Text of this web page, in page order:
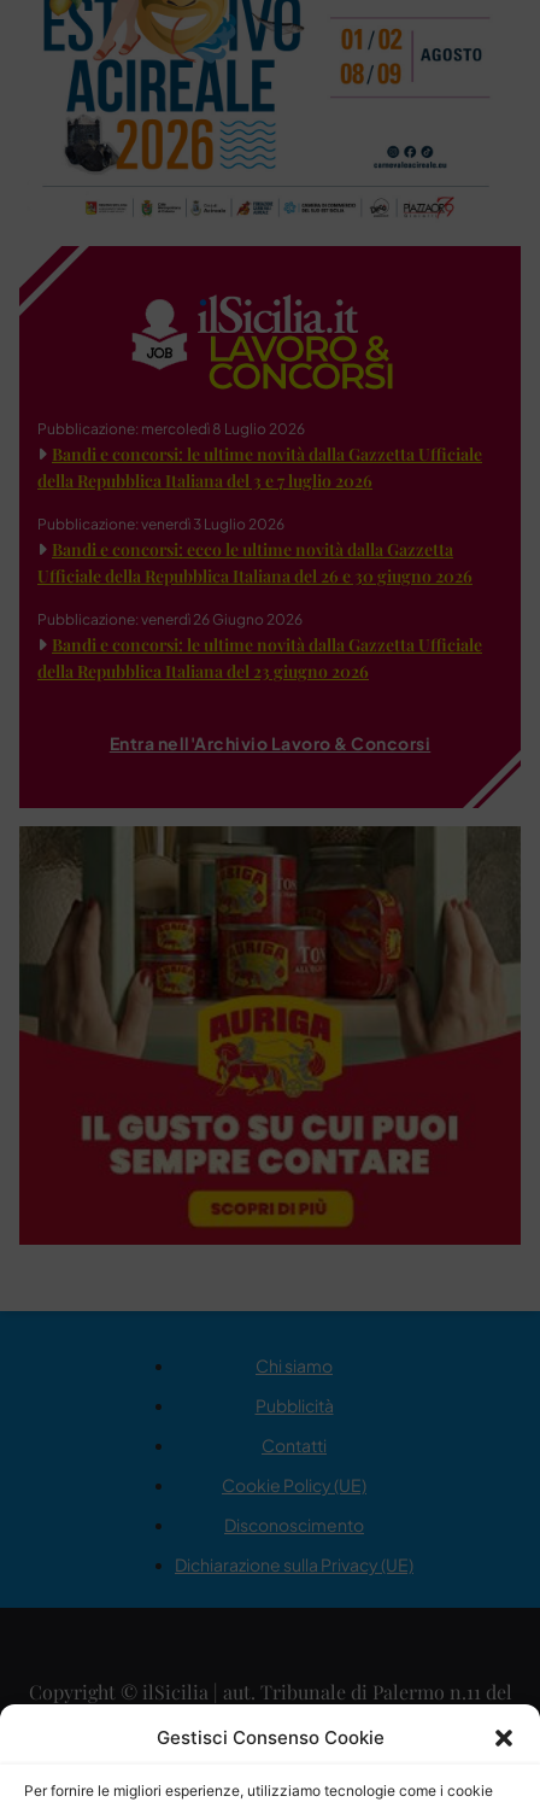
Gestisci Consenso Cookie
Per fornire le migliori esperienze, utilizziamo tecnologie come i cookie
Pubblicazione: mercoledì 8 Luglio 2026
Bandi e concorsi: le ultime novità dalla Gazzetta Ufficiale
della Repubblica Italiana del 3 e 7 luglio 2026
Pubblicazione: venerdì 3 Luglio 2026
Bandi e concorsi: ecco le ultime novità dalla Gazzetta
Ufficiale della Repubblica Italiana del 26 e 30 giugno 2026
Pubblicazione: venerdì 26 Giugno 2026
Bandi e concorsi: le ultime novità dalla Gazzetta Ufficiale
della Repubblica Italiana del 23 giugno 2026
Entra nell'Archivio Lavoro & Concorsi
Chi siamo
Pubblicità
Contatti
Cookie Policy (UE)
Disconoscimento
Dichiarazione sulla Privacy (UE)
Copyright © ilSicilia | aut. Tribunale di Palermo n.11 del
29/09/2015